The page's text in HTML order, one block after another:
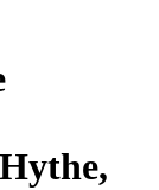
Hythe,